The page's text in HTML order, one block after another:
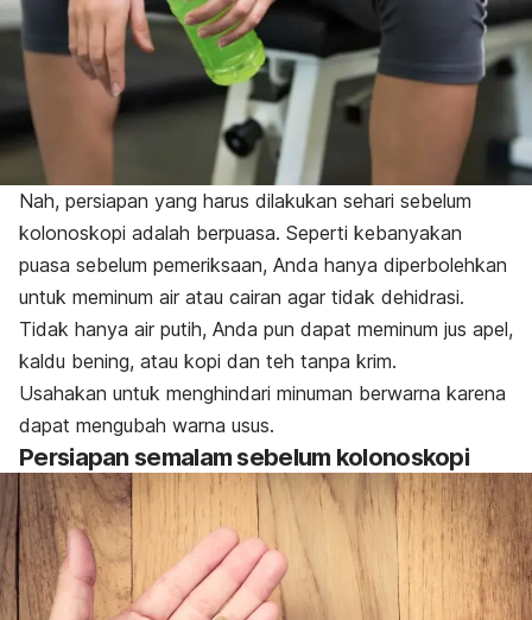
Nah, persiapan yang harus dilakukan sehari sebelum
kolonoskopi adalah berpuasa. Seperti kebanyakan
puasa sebelum pemeriksaan, Anda hanya diperbolehkan
untuk meminum air atau cairan agar tidak dehidrasi.
Tidak hanya air putih, Anda pun dapat meminum jus apel,
kaldu bening, atau kopi dan teh tanpa krim.
Usahakan untuk menghindari minuman berwarna karena
dapat mengubah warna usus.
Persiapan semalam sebelum kolonoskopi